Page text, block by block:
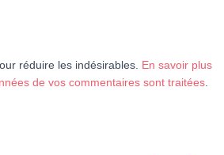
réduire les indésirables. En savoir plus
de vos commentaires sont traitées